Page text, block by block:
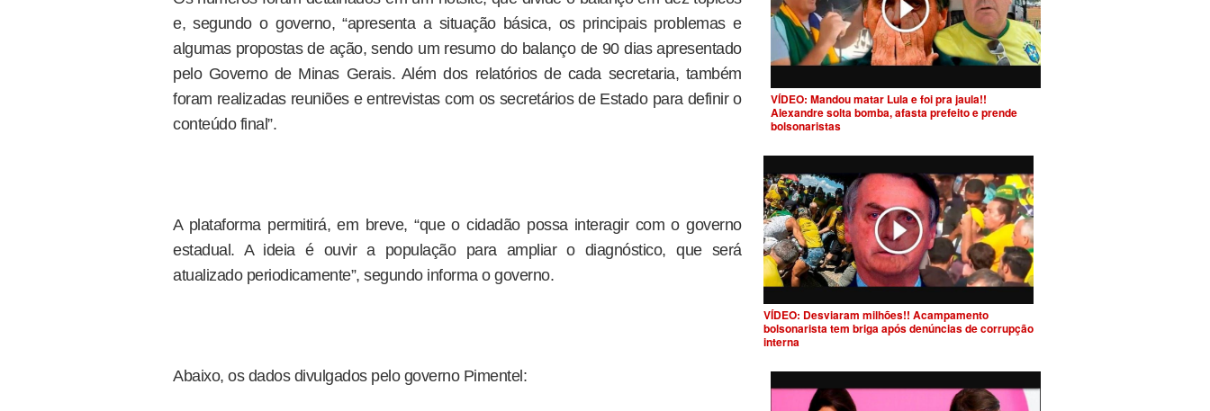
e, segundo o governo, “apresenta a situação básica, os principais problemas e
algumas propostas de ação, sendo um resumo do balanço de 90 dias apresentado
pelo Governo de Minas Gerais. Além dos relatórios de cada secretaria, também
foram realizadas reuniões e entrevistas com os secretários de Estado para definir o
conteúdo final”.
A plataforma permitirá, em breve, “que o cidadão possa interagir com o governo
estadual. A ideia é ouvir a população para ampliar o diagnóstico, que será
atualizado periodicamente”, segundo informa o governo.
Abaixo, os dados divulgados pelo governo Pimentel:
VÍDEO: Mandou matar Lula e foi pra jaula!!
Alexandre solta bomba, afasta prefeito e prende
bolsonaristas
VÍDEO: Desviaram milhões!! Acampamento
bolsonarista tem briga após denúncias de corrupção
interna